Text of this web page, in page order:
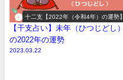
十二支【2022年（令和4年）の運勢】
【干支占い】未年（ひつじどし）
の2022年の運勢
2023.03.22